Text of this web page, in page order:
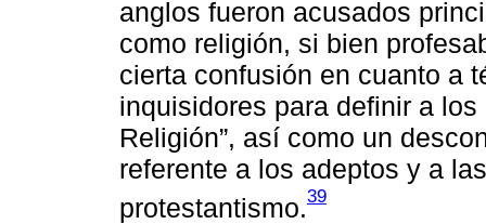
anglos fueron acusados
como religión, si bien
cierta confusión en cuanto a
inquisidores para definir a
Religión”, así como un
referente a los adeptos y a
protestantismo.39